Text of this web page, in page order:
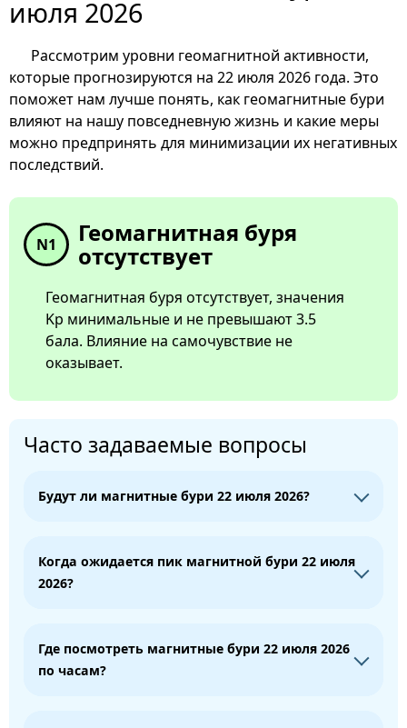
июля 2026
Рассмотрим уровни геомагнитной активности,
которые прогнозируются на 22 июля 2026 года. Это
поможет нам лучше понять, как геомагнитные бури
влияют на нашу повседневную жизнь и какие меры
можно предпринять для минимизации их негативных
последствий.
N1 Геомагнитная буря
отсутствует
Геомагнитная буря отсутствует, значения
Kp минимальные и не превышают 3.5
бала. Влияние на самочувствие не
оказывает.
Часто задаваемые вопросы
Будут ли магнитные бури 22 июля 2026?
Когда ожидается пик магнитной бури 22 июля
2026?
Где посмотреть магнитные бури 22 июля 2026
по часам?